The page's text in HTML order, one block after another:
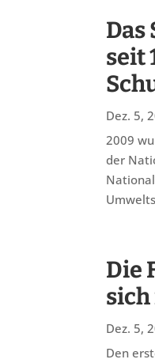
seit
Dez. 5,
2009
der
Die
Dez. 5,
Den